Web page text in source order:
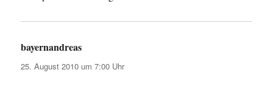
bayernandreas
25. August 2010 um 7:00 Uhr